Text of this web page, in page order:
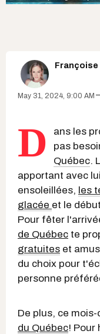
May 31, 2024, 9:00 AM
D
ans les
pas
Québec.
apportant avec
ensoleillées, les
glacée et le
Pour fêter
de Québec te
gratuites et
du choix pour
personne
De plus, ce
du Québec! Pour